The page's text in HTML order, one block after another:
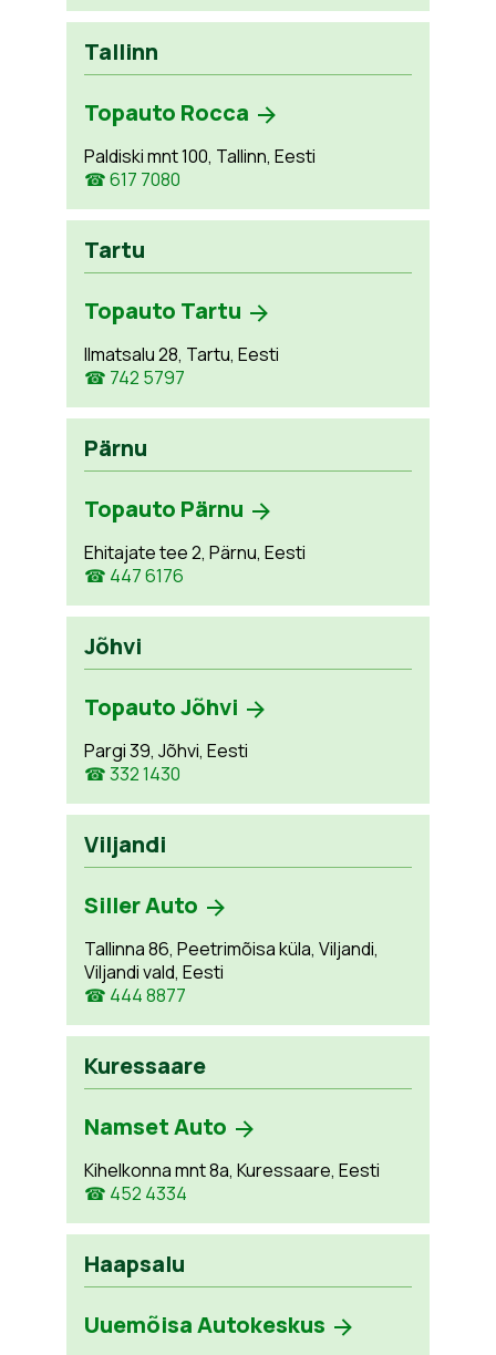
Tallinn
Topauto Rocca
Paldiski mnt 100, Tallinn, Eesti
☎ 617 7080
Tartu
Topauto Tartu
Ilmatsalu 28, Tartu, Eesti
☎ 742 5797
Pärnu
Topauto Pärnu
Ehitajate tee 2, Pärnu, Eesti
☎ 447 6176
Jõhvi
Topauto Jõhvi
Pargi 39, Jõhvi, Eesti
☎ 332 1430
Viljandi
Siller Auto
Tallinna 86, Peetrimõisa küla, Viljandi,
Viljandi vald, Eesti
☎ 444 8877
Kuressaare
Namset Auto
Kihelkonna mnt 8a, Kuressaare, Eesti
☎ 452 4334
Haapsalu
Uuemõisa Autokeskus